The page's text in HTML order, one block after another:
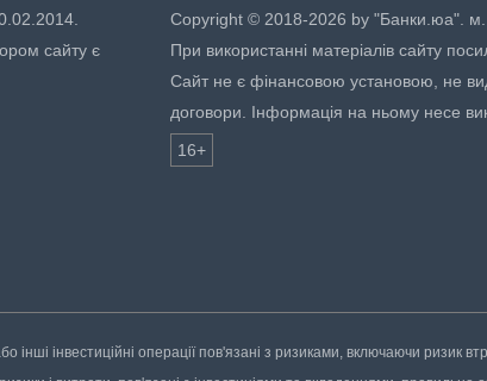
сайту є
Copyright © 2018-2026 by "Банки.юа". м.
При використанні матеріалів сайту
Сайт не є фінансовою установою, не
договори. Інформація на ньому несе
16+
інші інвестиційні операції пов'язані з ризиками, включаючи ризик